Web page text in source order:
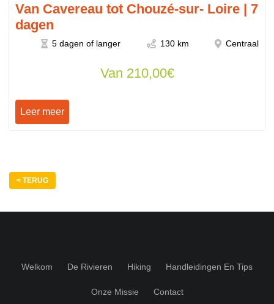
Van Cavereau tot Chouzé-sur- Loire | 7
dagen
5 dagen of langer 130 km Centraal
Van 210,00€
Leer meer
< TERUG
Welkom De Rivieren Hiking Handleidingen En Tips
Onze Missie Contact